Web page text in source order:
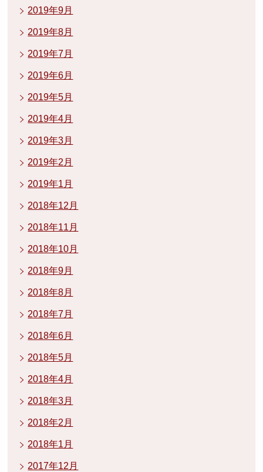
2019年9月
2019年8月
2019年7月
2019年6月
2019年5月
2019年4月
2019年3月
2019年2月
2019年1月
2018年12月
2018年11月
2018年10月
2018年9月
2018年8月
2018年7月
2018年6月
2018年5月
2018年4月
2018年3月
2018年2月
2018年1月
2017年12月